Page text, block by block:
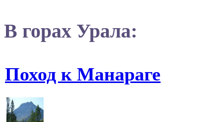
В горах Урала:
Поход к Манараге